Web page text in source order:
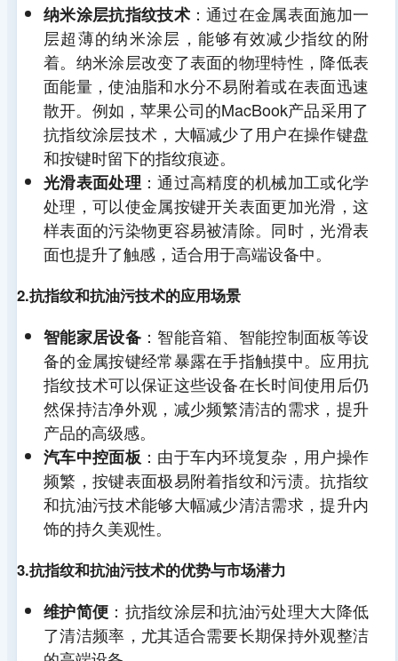
纳米涂层抗指纹技术：通过在金属表面施加一
层超薄的纳米涂层，能够有效减少指纹的附
着。纳米涂层改变了表面的物理特性，降低表
面能量，使油脂和水分不易附着或在表面迅速
散开。例如，苹果公司的MacBook产品采用了
抗指纹涂层技术，大幅减少了用户在操作键盘
和按键时留下的指纹痕迹。
光滑表面处理 ：通过高精度的机械加工或化学
处理，可以使金属按键开关表面更加光滑，这
样表面的污染物更容易被清除。同时，光滑表
面也提升了触感，适合用于高端设备中。
2.抗指纹和抗油污技术的应用场景
智能家居设备：智能音箱、智能控制面板等设
备的金属按键经常暴露在手指触摸中。应用抗
指纹技术可以保证这些设备在长时间使用后仍
然保持洁净外观，减少频繁清洁的需求，提升
产品的高级感。
汽车中控面板 ：由于车内环境复杂，用户操作
频繁，按键表面极易附着指纹和污渍。抗指纹
和抗油污技术能够大幅减少清洁需求，提升内
饰的持久美观性。
3.抗指纹和抗油污技术的优势与市场潜力
维护简便 ：抗指纹涂层和抗油污处理大大降低
了清洁频率，尤其适合需要长期保持外观整洁